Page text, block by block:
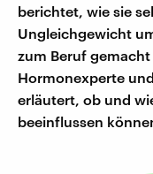
berichtet, wie sie
Ungleichgewicht
zum Beruf
Hormonexperte
erläutert, ob und
beeinflussen